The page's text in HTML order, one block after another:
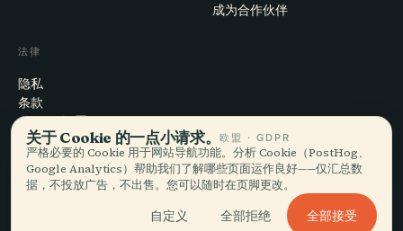
成为合作伙伴
法律
隐私
条款
Cookie 设置
注销账户
© 2026 Audiala · 制作于瑞士莫尔日，也在路上、在云端
EN · FR · DE · ES · IT · PT · JA · ZH · HI · RU · CS · AR
关于 Cookie 的一点小请求。欧盟 · GDPR
严格必要的 Cookie 用于网站导航功能。分析 Cookie（PostHog、
Google Analytics）帮助我们了解哪些页面运作良好——仅汇总数
据，不投放广告，不出售。您可以随时在页脚更改。
自定义 全部拒绝 全部接受